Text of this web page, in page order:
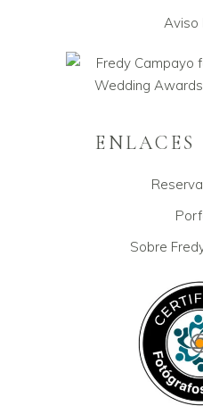
Aviso
ENLACES
Sobre